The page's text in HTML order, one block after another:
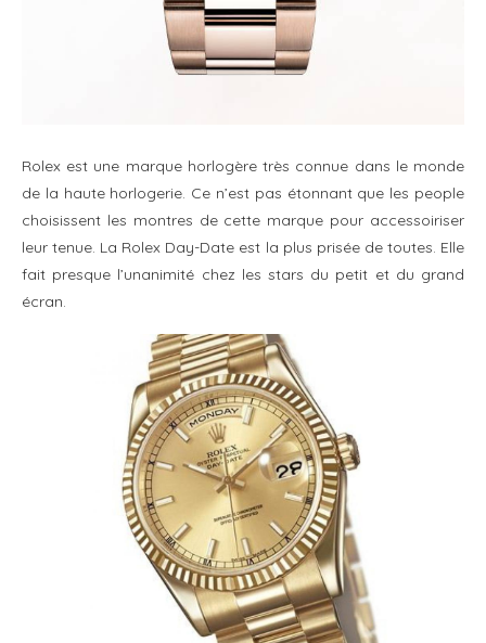
Rolex est une marque horlogère très connue dans le monde
de la haute horlogerie. Ce n’est pas étonnant que les people
choisissent les montres de cette marque pour accessoiriser
leur tenue. La Rolex Day-Date est la plus prisée de toutes. Elle
fait presque l’unanimité chez les stars du petit et du grand
écran.